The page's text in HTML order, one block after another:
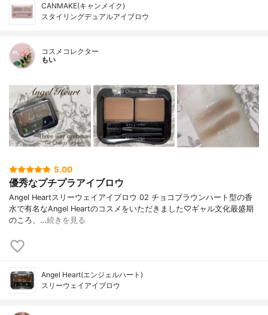
CANMAKE(キャンメイク)
スタイリングデュアルアイブロウ
コスメコレクター
もい
5.00
優秀なプチプラアイブロウ
Angel Heartスリーウェイアイブロウ 02 チョコブラウンハート型の香
水で有名なAngel Heartのコスメをいただきました♡ギャル文化最盛期
のころ、…続きを見る
Angel Heart(エンジェルハート)
スリーウェイアイブロウ